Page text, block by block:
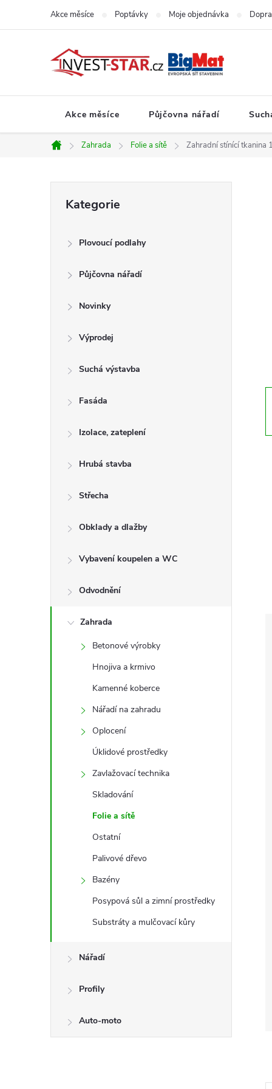
Akce měsíce Poptávky Moje objednávka
Akce měsíce Půjčovna nářadí
Domů
Zahrada Folie a sítě Zahradní stínící tkanina
kategorie
Kategorie
Plovoucí podlahy
Půjčovna nářadí
Novinky
Výprodej
Suchá výstavba
Fasáda
Izolace, zateplení
Hrubá stavba
Střecha
Obklady a dlažby
Vybavení koupelen a WC
Odvodnění
Zahrada
Betonové výrobky
Hnojiva a krmivo
Kamenné koberce
Nářadí na zahradu
Oplocení
Úklidové prostředky
Zavlažovací technika
Skladování
Folie a sítě
Ostatní
Palivové dřevo
Bazény
Posypová sůl a zimní prostředky
Substráty a mulčovací kůry
Nářadí
Profily
Auto-moto